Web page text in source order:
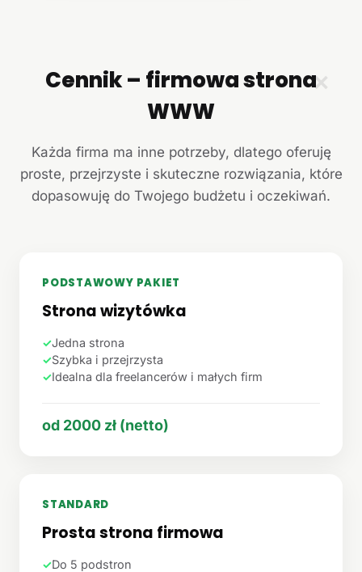
✕
Cennik – firmowa strona
WWW
Każda firma ma inne potrzeby, dlatego oferuję
proste, przejrzyste i skuteczne rozwiązania, które
dopasowuję do Twojego budżetu i oczekiwań.
PODSTAWOWY PAKIET
Strona wizytówka
✓Jedna strona
✓Szybka i przejrzysta
✓Idealna dla freelancerów i małych firm
od 2000 zł (netto)
STANDARD
Prosta strona firmowa
✓Do 5 podstron